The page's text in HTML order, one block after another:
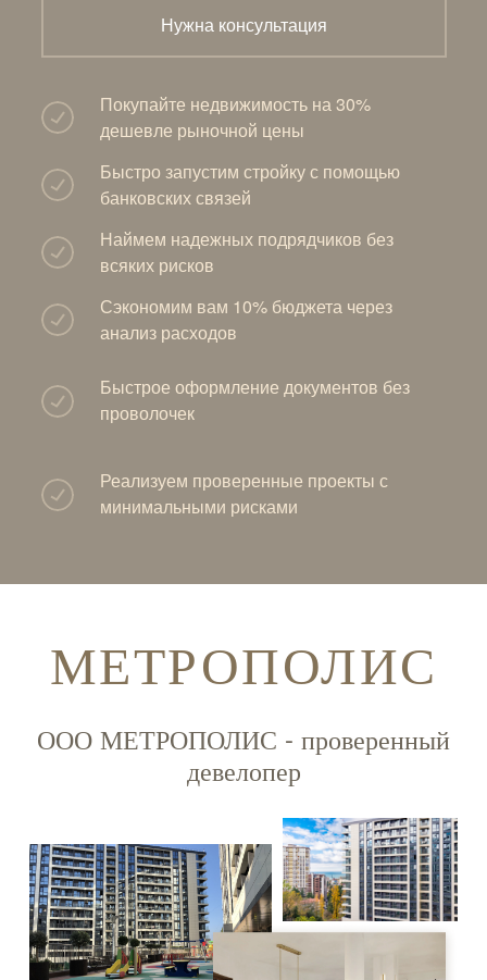
Нужна консультация
Реализуем проверенные проекты с
минимальными рисками
Быстрое оформление документов без
проволочек
Сэкономим вам 10% бюджета через
анализ расходов
Покупайте недвижимость на 30%
дешевле рыночной цены
Наймем надежных подрядчиков без
всяких рисков
Быстро запустим стройку с помощью
банковских связей
МЕТРОПОЛИС
ООО МЕТРОПОЛИС - проверенный
девелопер